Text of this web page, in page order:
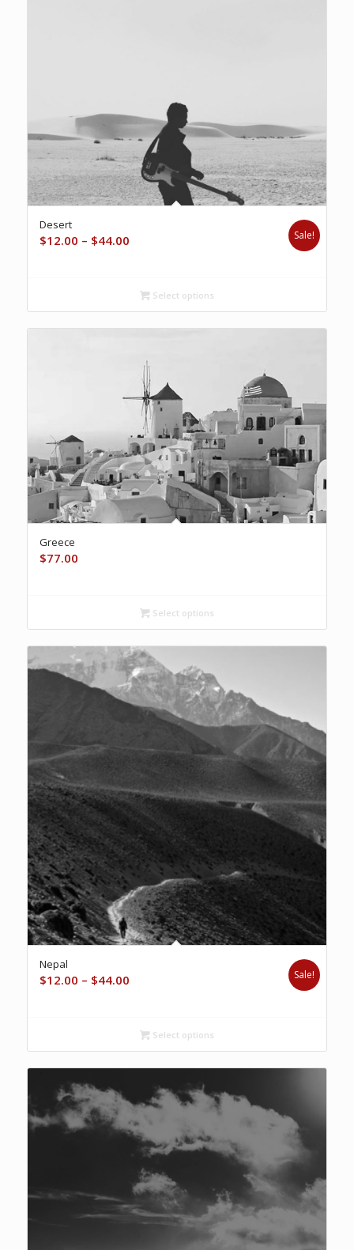
Desert
$12.00 – $44.00Price
through
$44.00
Sale!
Select options
Greece
$77.00
Select options
Nepal
$12.00 – $44.00Price
through
$44.00
Sale!
Select options